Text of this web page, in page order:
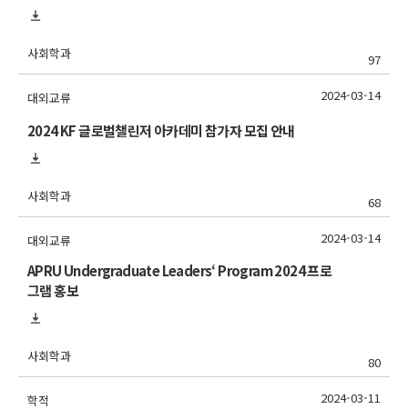
사회학과 97
대외교류
2024 KF 글로벌챌린저 아카데미 참가자 모집 안내
사회학과 68
2024-03-14
대외교류
APRU Undergraduate Leaders‘ Program 2024 프로
그램 홍보
사회학과 80
2024-03-14
학적 2024-03-11